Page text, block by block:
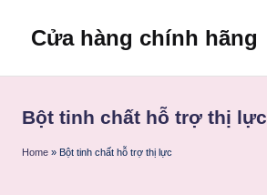
Cửa hàng chính hãng
Bột tinh chất hỗ trợ thị lực
Home » Bột tinh chất hỗ trợ thị lực